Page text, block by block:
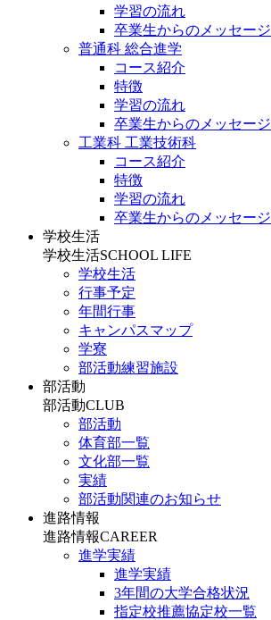
学習の流れ
卒業生からのメッセージ
普通科 総合進学
コース紹介
特徴
学習の流れ
卒業生からのメッセージ
工業科 工業技術科
コース紹介
特徴
学習の流れ
卒業生からのメッセージ
学校生活
学校生活SCHOOL LIFE
学校生活
行事予定
年間行事
キャンパスマップ
学寮
部活動練習施設
部活動
部活動CLUB
部活動
体育部一覧
文化部一覧
実績
部活動関連のお知らせ
進路情報
進路情報CAREER
進学実績
進学実績
3年間の大学合格状況
指定校推薦協定校一覧